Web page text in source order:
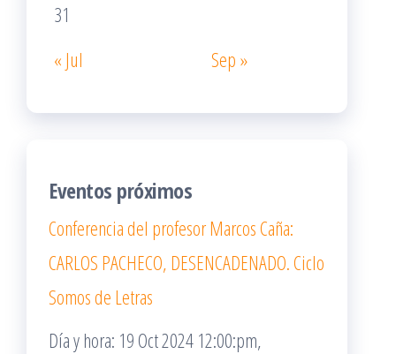
31
« Jul
Sep »
Eventos próximos
Conferencia del profesor Marcos Caña:
CARLOS PACHECO, DESENCADENADO. Ciclo
Somos de Letras
Día y hora: 19 Oct 2024 12:00:pm,